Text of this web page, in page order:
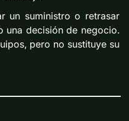
un suministro o retrasar
una decisión de negocio.
pero no sustituye su